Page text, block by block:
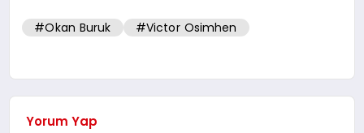
#Okan Buruk #Victor Osimhen
Yorum Yap